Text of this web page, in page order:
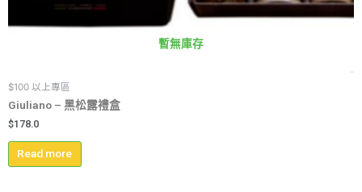
暫無庫存
$100 以上專區
Giuliano – 黑松露禮盒
$178.0
Read more